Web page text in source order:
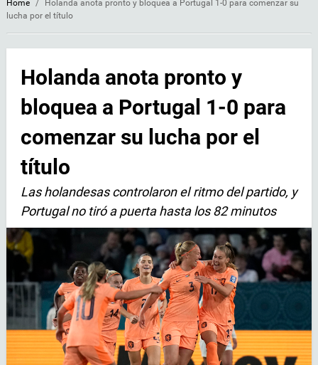
Home /
Holanda anota pronto y bloquea a Portugal 1-0 para comenzar su
lucha por el título
Holanda anota pronto y
bloquea a Portugal 1-0 para
comenzar su lucha por el
título
Las holandesas controlaron el ritmo del partido, y
Portugal no tiró a puerta hasta los 82 minutos